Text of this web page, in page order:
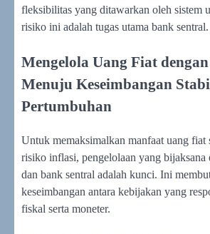
fleksibilitas yang ditawarkan oleh sistem
risiko ini adalah tugas utama bank sentral.
Mengelola Uang Fiat
Menuju Keseimbangan
Pertumbuhan
Untuk memaksimalkan manfaat uang fiat
risiko inflasi, pengelolaan yang bijaksana
dan bank sentral adalah kunci. Ini
keseimbangan antara kebijakan yang
fiskal serta moneter.